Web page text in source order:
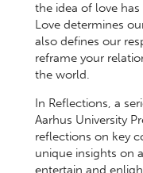
the idea of love
Love determines
also defines our
reframe your
the world.
In Reflections, a
Aarhus University
reflections on key
unique insights on
entertain and